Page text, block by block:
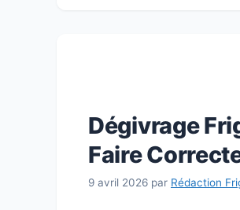
Dégivrage
Faire
9 avril 2026 par Rédaction